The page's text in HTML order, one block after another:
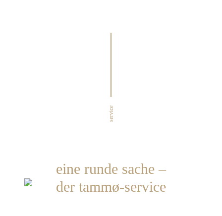
service
eine runde sache –
der tammø-service